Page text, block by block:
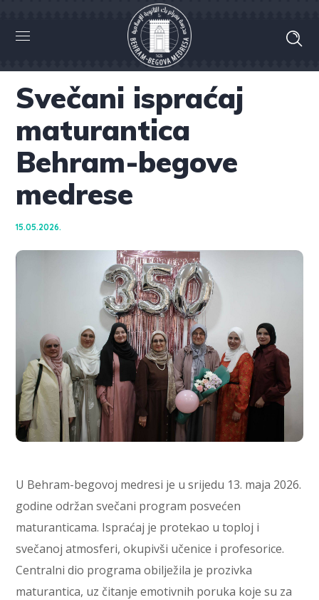
Svečani ispraćaj
maturantica
Behram-begove
medrese
15.05.2026.
U Behram-begovoj medresi je u srijedu 13. maja 2026.
godine održan svečani program posvećen
maturanticama. Ispraćaj je protekao u toploj i
svečanoj atmosferi, okupivši učenice i profesorice.
Centralni dio programa obilježila je prozivka
maturantica, uz čitanje emotivnih poruka koje su za